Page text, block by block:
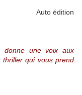
Auto édition
donne une voix aux
thriller qui vous prend